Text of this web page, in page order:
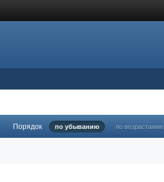
Порядок по убыванию по возрастанию